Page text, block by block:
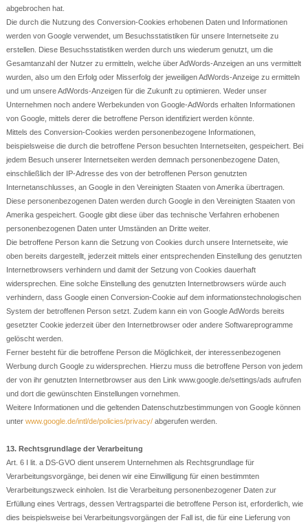
abgebrochen hat.
Die durch die Nutzung des Conversion-Cookies erhobenen Daten und Informationen
werden von Google verwendet, um Besuchsstatistiken für unsere Internetseite zu
erstellen. Diese Besuchsstatistiken werden durch uns wiederum genutzt, um die
Gesamtanzahl der Nutzer zu ermitteln, welche über AdWords-Anzeigen an uns vermittelt
wurden, also um den Erfolg oder Misserfolg der jeweiligen AdWords-Anzeige zu ermitteln
und um unsere AdWords-Anzeigen für die Zukunft zu optimieren. Weder unser
Unternehmen noch andere Werbekunden von Google-AdWords erhalten Informationen
von Google, mittels derer die betroffene Person identifiziert werden könnte.
Mittels des Conversion-Cookies werden personenbezogene Informationen,
beispielsweise die durch die betroffene Person besuchten Internetseiten, gespeichert. Bei
jedem Besuch unserer Internetseiten werden demnach personenbezogene Daten,
einschließlich der IP-Adresse des von der betroffenen Person genutzten
Internetanschlusses, an Google in den Vereinigten Staaten von Amerika übertragen.
Diese personenbezogenen Daten werden durch Google in den Vereinigten Staaten von
Amerika gespeichert. Google gibt diese über das technische Verfahren erhobenen
personenbezogenen Daten unter Umständen an Dritte weiter.
Die betroffene Person kann die Setzung von Cookies durch unsere Internetseite, wie
oben bereits dargestellt, jederzeit mittels einer entsprechenden Einstellung des genutzten
Internetbrowsers verhindern und damit der Setzung von Cookies dauerhaft
widersprechen. Eine solche Einstellung des genutzten Internetbrowsers würde auch
verhindern, dass Google einen Conversion-Cookie auf dem informationstechnologischen
System der betroffenen Person setzt. Zudem kann ein von Google AdWords bereits
gesetzter Cookie jederzeit über den Internetbrowser oder andere Softwareprogramme
gelöscht werden.
Ferner besteht für die betroffene Person die Möglichkeit, der interessenbezogenen
Werbung durch Google zu widersprechen. Hierzu muss die betroffene Person von jedem
der von ihr genutzten Internetbrowser aus den Link www.google.de/settings/ads aufrufen
und dort die gewünschten Einstellungen vornehmen.
Weitere Informationen und die geltenden Datenschutzbestimmungen von Google können
unter www.google.de/intl/de/policies/privacy/abgerufen werden.
13. Rechtsgrundlage der Verarbeitung
Art. 6 I lit. a DS-GVO dient unserem Unternehmen als Rechtsgrundlage für
Verarbeitungsvorgänge, bei denen wir eine Einwilligung für einen bestimmten
Verarbeitungszweck einholen. Ist die Verarbeitung personenbezogener Daten zur
Erfüllung eines Vertrags, dessen Vertragspartei die betroffene Person ist, erforderlich, wie
dies beispielsweise bei Verarbeitungsvorgängen der Fall ist, die für eine Lieferung von